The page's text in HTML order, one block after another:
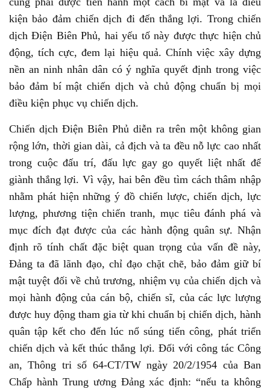
kiện bảo đảm chiến dịch đi đến thắng lợi. Trong chiến
dịch Điện Biên Phủ, hai yếu tố này được thực hiện chủ
động, tích cực, đem lại hiệu quả. Chính việc xây dựng
nền an ninh nhân dân có ý nghĩa quyết định trong việc
bảo đảm bí mật chiến dịch và chủ động chuẩn bị mọi
điều kiện phục vụ chiến dịch.
Chiến dịch Điện Biên Phủ diễn ra trên một không gian
rộng lớn, thời gian dài, cả địch và ta đều nỗ lực cao nhất
trong cuộc đấu trí, đấu lực gay go quyết liệt nhất để
giành thắng lợi. Vì vậy, hai bên đều tìm cách thâm nhập
nhằm phát hiện những ý đồ chiến lược, chiến dịch, lực
lượng, phương tiện chiến tranh, mục tiêu đánh phá và
mục đích đạt được của các hành động quân sự. Nhận
định rõ tính chất đặc biệt quan trọng của vấn đề này,
Đảng ta đã lãnh đạo, chỉ đạo chặt chẽ, bảo đảm giữ bí
mật tuyệt đối về chủ trương, nhiệm vụ của chiến dịch và
mọi hành động của cán bộ, chiến sĩ, của các lực lượng
được huy động tham gia từ khi chuẩn bị chiến dịch, hành
quân tập kết cho đến lúc nổ súng tiến công, phát triển
chiến dịch và kết thúc thắng lợi. Đối với công tác Công
an, Thông tri số 64-CT/TW ngày 20/2/1954 của Ban
Chấp hành Trung ương Đảng xác định: “nếu ta không